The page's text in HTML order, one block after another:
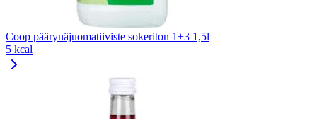
Coop päärynäjuomatiiviste sokeriton 1+3 1,5l
5 kcal